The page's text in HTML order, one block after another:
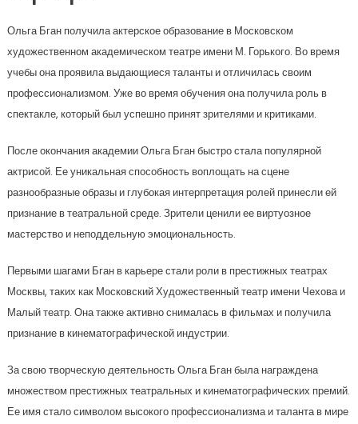
Ольга Бган получила актерское образование в Московском
художественном академическом театре имени М. Горького. Во время
учебы она проявила выдающиеся таланты и отличилась своим
профессионализмом. Уже во время обучения она получила роль в
спектакле, который был успешно принят зрителями и критиками.
После окончания академии Ольга Бган быстро стала популярной
актрисой. Ее уникальная способность воплощать на сцене
разнообразные образы и глубокая интерпретация ролей принесли ей
признание в театральной среде. Зрители ценили ее виртуозное
мастерство и неподдельную эмоциональность.
Первыми шагами Бган в карьере стали роли в престижных театрах
Москвы, таких как Московский Художественный театр имени Чехова и
Малый театр. Она также активно снималась в фильмах и получила
признание в кинематографической индустрии.
За свою творческую деятельность Ольга Бган была награждена
множеством престижных театральных и кинематографических премий.
Ее имя стало символом высокого профессионализма и таланта в мире